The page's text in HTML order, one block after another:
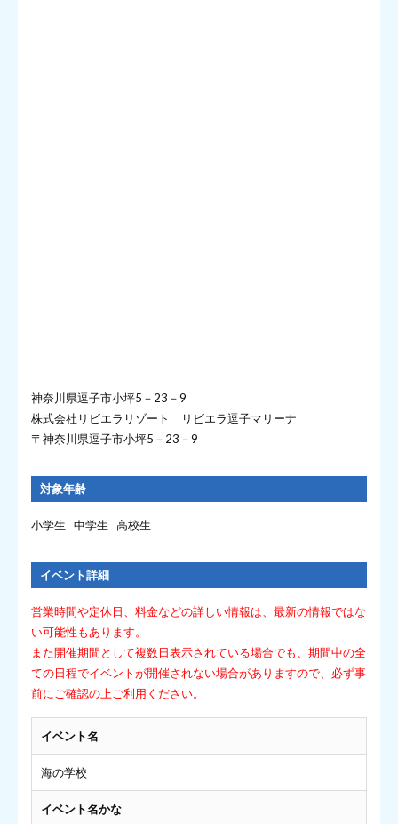
神奈川県逗子市小坪5－23－9
株式会社リビエラリゾート リビエラ逗子マリーナ
〒神奈川県逗子市小坪5－23－9
対象年齢
小学生 中学生 高校生
イベント詳細
営業時間や定休日、料金などの詳しい情報は、最新の情報ではな
い可能性もあります。
また開催期間として複数日表示されている場合でも、期間中の全
ての日程でイベントが開催されない場合がありますので、必ず事
前にご確認の上ご利用ください。
イベント名
海の学校
イベント名かな